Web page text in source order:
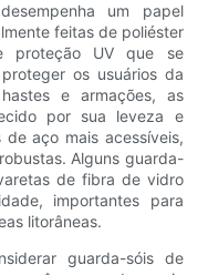
um papel
feitas de poliéster
proteção UV que se
os usuários da
e armações, as
por sua leveza e
aço mais acessíveis,
Alguns guarda-
de fibra de vidro
importantes para
litorâneas.
guarda-sóis de